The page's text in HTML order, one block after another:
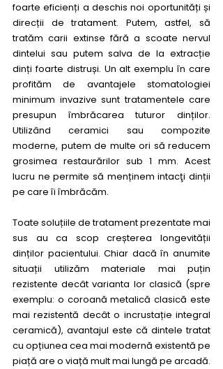
foarte eficienți a deschis noi oportunități și
direcții de tratament. Putem, astfel, să
tratăm carii extinse fără a scoate nervul
dintelui sau putem salva de la extracție
dinți foarte distruși. Un alt exemplu în care
profităm de avantajele stomatologiei
minimum invazive sunt tratamentele care
presupun îmbrăcarea tuturor dinților.
Utilizând ceramici sau compozite
moderne, putem de multe ori să reducem
grosimea restaurărilor sub 1 mm. Acest
lucru ne permite să menținem intacţi dinții
pe care îi îmbrăcăm.
Toate soluțiile de tratament prezentate mai
sus au ca scop creșterea longevității
dinților pacientului. Chiar dacă în anumite
situații utilizăm materiale mai puțin
rezistente decât varianta lor clasică (spre
exemplu: o coroană metalică clasică este
mai rezistentă decât o incrustație integral
ceramică), avantajul este că dintele tratat
cu opțiunea cea mai modernă existentă pe
piață are o viață mult mai lungă pe arcadă.